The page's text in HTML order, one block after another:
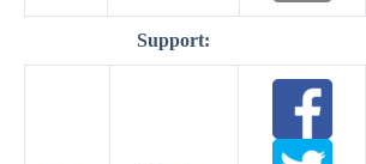
Support: